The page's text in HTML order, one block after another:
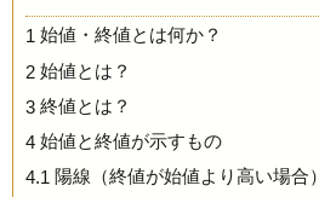
1 始値・終値とは何か？
2 始値とは？
3 終値とは？
4 始値と終値が示すもの
4.1 陽線（終値が始値より高い場合）